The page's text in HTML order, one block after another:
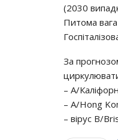
(2030
Питoмa
Зa
– А/
– A/Hong
– вipyc B/